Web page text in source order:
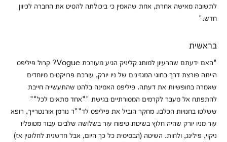
לתשובה מאישה אחרת, אחת שהאמין כי ביכולתה להסיט את החברה לכיוון
חדש."
בראשית
"האם ידעתם שהרעיון למותג קליניק הגיע מעורכת Vogue? קרול פיליפס
הייתה פורצת דרך בחוגי המגזינים של ניו יורק, עורכת פרויקטים מיוחדים
שאמרה בחופשיות את דעתה. פיליפס האמינה בלהט שהתעשייה חייבת
להתפתח אל מעבר לקרמים המסורתיים בגישת ""אחד מתאים לכל""
ששלטו בחנויות הכלבו. מחקר הוביל את פיליפס לד""ר נורמן אורנטרייך, רופא
עור מניו יורק שהיה חלוץ בשיטת טיפוח עור בשלושה שלבים עבור מטופליו
ניקוי, פילינג, ולחות. השיטה (הבסיסית כל כך היום, אבל חדשנית לחלוטין אז)